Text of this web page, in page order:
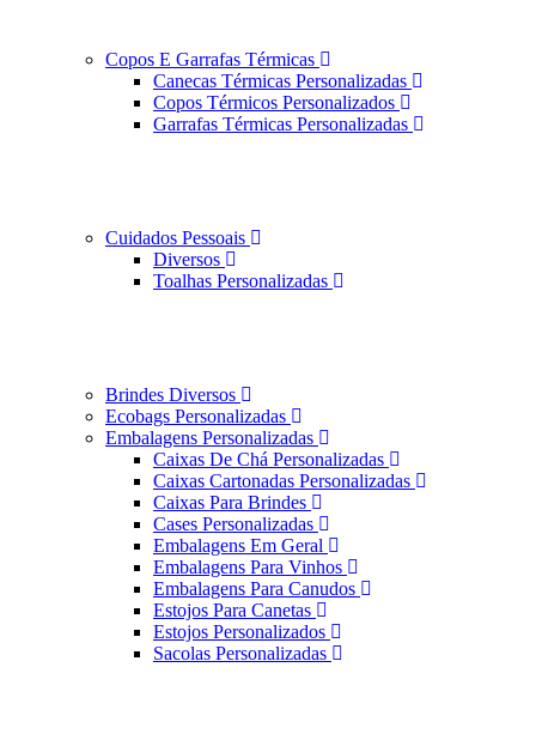
Copos E Garrafas Térmicas
Canecas Térmicas Personalizadas
Copos Térmicos Personalizados
Garrafas Térmicas Personalizadas
Cuidados Pessoais
Diversos
Toalhas Personalizadas
Brindes Diversos
Ecobags Personalizadas
Embalagens Personalizadas
Caixas De Chá Personalizadas
Caixas Cartonadas Personalizadas
Caixas Para Brindes
Cases Personalizadas
Embalagens Em Geral
Embalagens Para Vinhos
Embalagens Para Canudos
Estojos Para Canetas
Estojos Personalizados
Sacolas Personalizadas